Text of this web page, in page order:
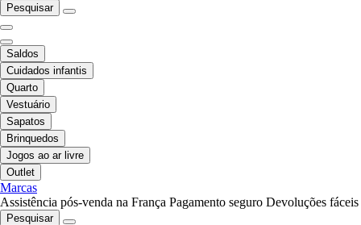
Pesquisar
Saldos
Cuidados infantis
Quarto
Vestuário
Sapatos
Brinquedos
Jogos ao ar livre
Outlet
Marcas
Assistência pós-venda na França Pagamento seguro Devoluções fáceis
Pesquisar